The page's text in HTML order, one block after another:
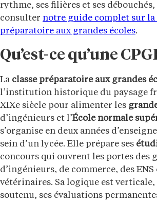
rythme, ses filières et ses
consulter notre guide complet sur la
préparatoire aux grandes écoles.
Qu’est-ce qu’une
La classe préparatoire aux grandes
l’institution historique du paysage
XIXe siècle pour alimenter les
d’ingénieurs et l’École normale
s’organise en deux années
sein d’un lycée. Elle prépare ses
concours qui ouvrent les portes des
d’ingénieurs, de commerce, des ENS
vétérinaires. Sa logique est
soutenu, ses évaluations